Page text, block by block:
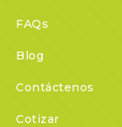
FAQs
Blog
Contáctenos
Cotizar